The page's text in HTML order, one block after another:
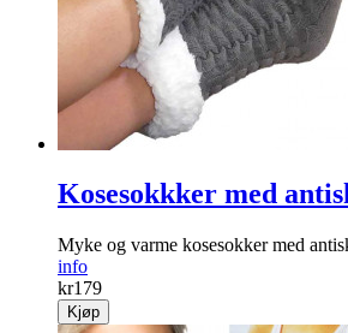
Kosesokkker med
Myke og varme kosesokker med
info
kr179
Kjøp